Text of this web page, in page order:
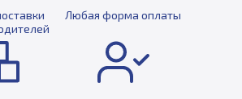
Любая форма оплаты